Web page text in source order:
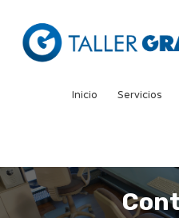
Inicio Servicios